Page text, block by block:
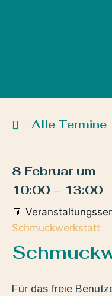
Alle Termine
8 Februar um
10:00 – 13:00
Schmuckwerkstatt
Für das freie